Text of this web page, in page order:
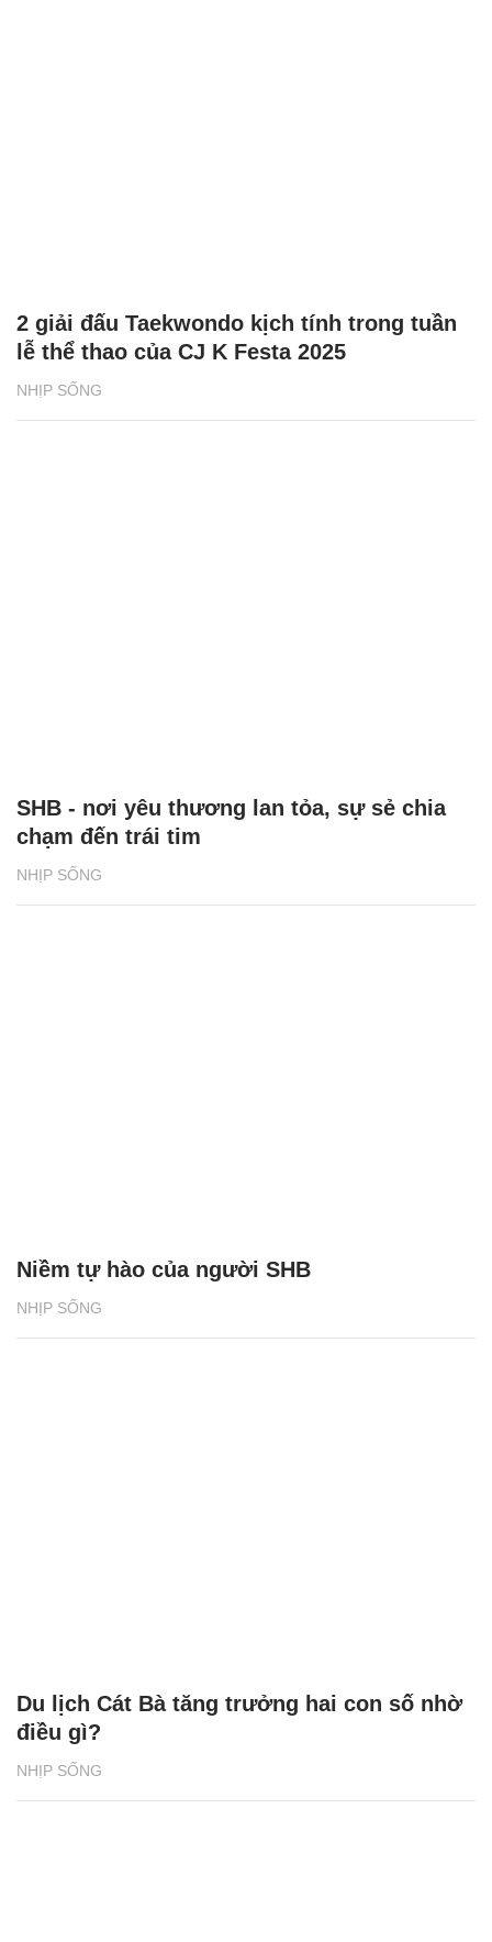
NHỊP SỐNG
2 giải đấu Taekwondo kịch tính trong tuần
lễ thể thao của CJ K Festa 2025
NHỊP SỐNG
SHB - nơi yêu thương lan tỏa, sự sẻ chia
chạm đến trái tim
NHỊP SỐNG
Niềm tự hào của người SHB
NHỊP SỐNG
Du lịch Cát Bà tăng trưởng hai con số nhờ
điều gì?